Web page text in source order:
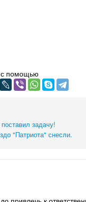
с помощью
задачу!
"Патриота" снесли.